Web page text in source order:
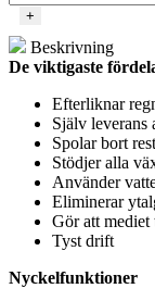
Rain
Pot
15L
+
Beskrivning
De viktigaste
Efterliknar
Själv leverans
Spolar bort
Stödjer alla
Använder
Eliminerar
Gör att mediet
Tyst drift
Nyckelfunktioner